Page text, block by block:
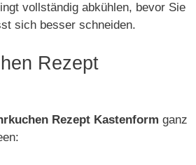
vollständig abkühlen, bevor Sie
sich besser schneiden.
Rezept
Rezept Kastenform ganz